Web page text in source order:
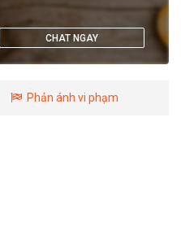
CHAT NGAY
Phản ánh vi phạm